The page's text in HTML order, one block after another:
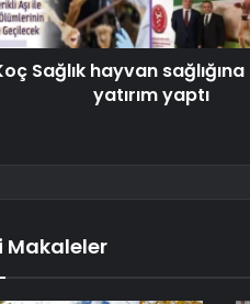
Sağlık hayvan
yatırım yaptı
Makaleler